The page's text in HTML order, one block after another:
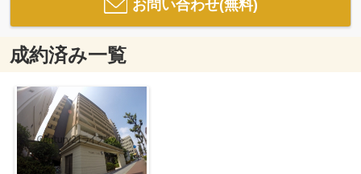
お問い合わせ(無料)
成約済み一覧